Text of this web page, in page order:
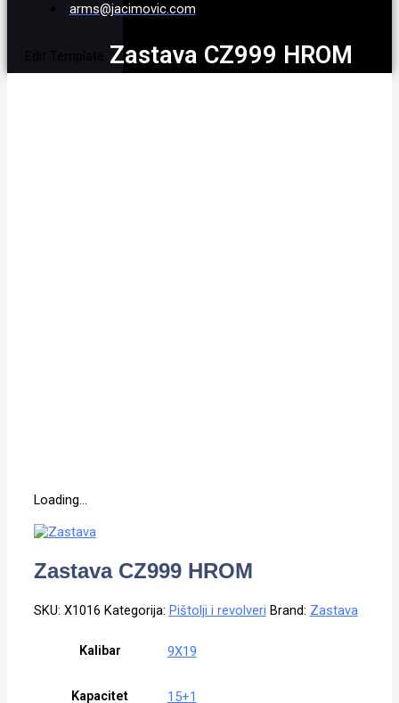
arms@jacimovic.com
Edit Template Zastava CZ999 HROM
Loading...
Zastava CZ999 HROM
SKU: X1016 Kategorija: Pištolji i revolveri Brand: Zastava
Kalibar 9X19
Kapacitet 15+1